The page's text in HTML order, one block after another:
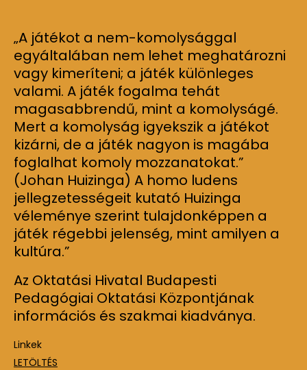
„A játékot a nem-komolysággal
egyáltalában nem lehet meghatározni
vagy kimeríteni; a játék különleges
valami. A játék fogalma tehát
magasabbrendű, mint a komolyságé.
Mert a komolyság igyekszik a játékot
kizárni, de a játék nagyon is magába
foglalhat komoly mozzanatokat.”
(Johan Huizinga) A homo ludens
jellegzetességeit kutató Huizinga
véleménye szerint tulajdonképpen a
játék régebbi jelenség, mint amilyen a
kultúra.”
Az Oktatási Hivatal Budapesti
Pedagógiai Oktatási Központjának
információs és szakmai kiadványa.
Linkek
LETÖLTÉS